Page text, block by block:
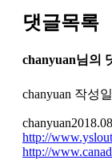
댓글목록
chanyuan님의
chanyuan 작성일
http://
http://